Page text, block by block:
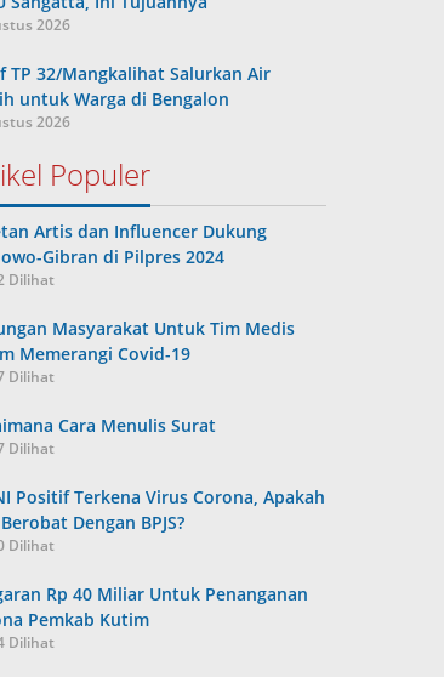
2026
TP 32/Mangkalihat Salurkan Air
untuk Warga di Bengalon
2026
Populer
Artis dan Influencer Dukung
Gibran di Pilpres 2024
Dilihat
Masyarakat Untuk Tim Medis
Memerangi Covid-19
Dilihat
Cara Menulis Surat
Dilihat
Positif Terkena Virus Corona, Apakah
Dengan BPJS?
Dilihat
Rp 40 Miliar Untuk Penanganan
Pemkab Kutim
Dilihat